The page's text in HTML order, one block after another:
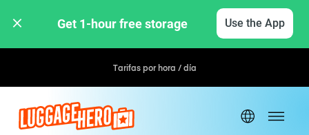
Get 1-hour free storage Use the App
Tarifas por hora / día